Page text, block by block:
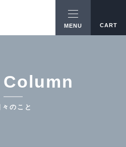
CART
MENU
々のこと